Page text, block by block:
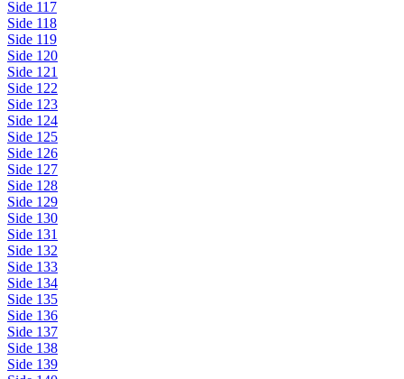
Side 117
Side 118
Side 119
Side 120
Side 121
Side 122
Side 123
Side 124
Side 125
Side 126
Side 127
Side 128
Side 129
Side 130
Side 131
Side 132
Side 133
Side 134
Side 135
Side 136
Side 137
Side 138
Side 139